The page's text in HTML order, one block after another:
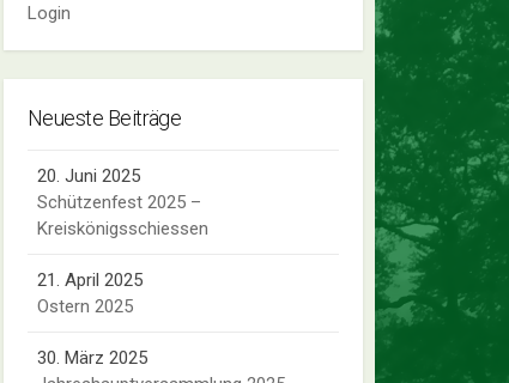
Login
Neueste Beiträge
20. Juni 2025
Schützenfest 2025 –
Kreiskönigsschiessen
21. April 2025
Ostern 2025
30. März 2025